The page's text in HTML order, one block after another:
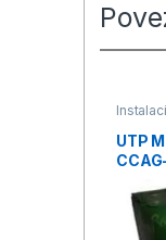
nadzor,
video
UTP